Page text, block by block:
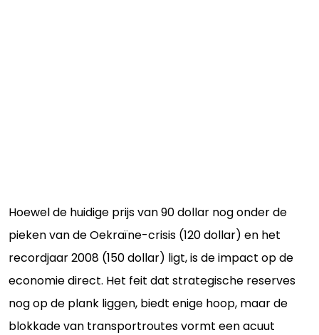
Hoewel de huidige prijs van 90 dollar nog onder de
pieken van de Oekraïne-crisis (120 dollar) en het
recordjaar 2008 (150 dollar) ligt, is de impact op de
economie direct. Het feit dat strategische reserves
nog op de plank liggen, biedt enige hoop, maar de
blokkade van transportroutes vormt een acuut